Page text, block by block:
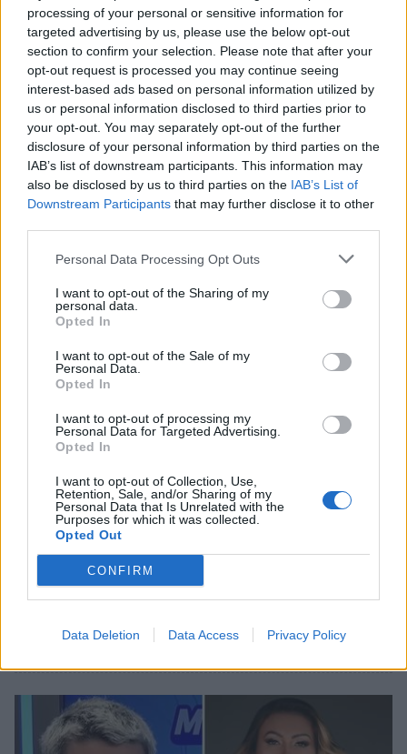
processing of your personal or sensitive information for
targeted advertising by us, please use the below opt-out
section to confirm your selection. Please note that after your
opt-out request is processed you may continue seeing
interest-based ads based on personal information utilized by
us or personal information disclosed to third parties prior to
your opt-out. You may separately opt-out of the further
disclosure of your personal information by third parties on the
IAB’s list of downstream participants. This information may
also be disclosed by us to third parties on the IAB’s List of
Downstream Participants that may further disclose it to other
Personal Data Processing Opt Outs
I want to opt-out of the Sharing of my
personal data.
Opted In
I want to opt-out of the Sale of my
Personal Data.
Opted In
I want to opt-out of processing my
Personal Data for Targeted Advertising.
Opted In
I want to opt-out of Collection, Use,
Retention, Sale, and/or Sharing of my
Personal Data that Is Unrelated with the
Purposes for which it was collected.
Opted Out
CONFIRM
Data Deletion Data Access Privacy Policy
Κόσμος
«Η μητέρα μου με βοήθησε να κάνω σεξ
με 158 άνδρες σε δύο εβδομάδες» (video)
Κόσμος
Μοντέλο του OnlyFans δείχνει το στήθος
της στον Ντόναλντ Τραμπ (video)
20 Σεπτεμβρίου 2024 17:38